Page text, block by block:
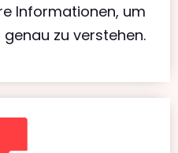
Informationen, um
zu verstehen.